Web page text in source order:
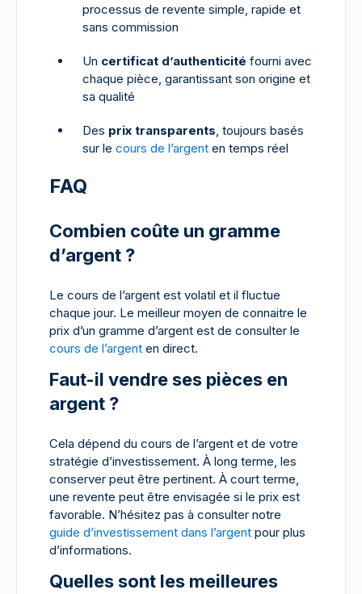
processus de revente simple, rapide et
sans commission
Un certificat d’authenticité fourni avec
chaque pièce, garantissant son origine et
sa qualité
Des prix transparents, toujours basés
sur le cours de l’argent en temps réel
FAQ
Combien coûte un gramme
d’argent ?
Le cours de l’argent est volatil et il fluctue
chaque jour. Le meilleur moyen de connaitre le
prix d’un gramme d’argent est de consulter le
cours de l’argent en direct.
Faut-il vendre ses pièces en
argent ?
Cela dépend du cours de l’argent et de votre
stratégie d’investissement. À long terme, les
conserver peut être pertinent. À court terme,
une revente peut être envisagée si le prix est
favorable. N’hésitez pas à consulter notre
guide d’investissement dans l’argent pour plus
d’informations.
Quelles sont les meilleures